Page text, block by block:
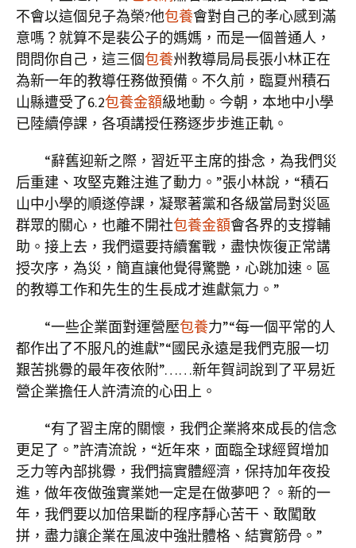
不會以這個兒子為榮?他包養會對自己的孝心感到滿
意嗎？就算不是裴公子的媽媽，而是一個普通人，
問問你自己，這三個包養州教導局局長張小林正在
為新一年的教導任務做預備。不久前，臨夏州積石
山縣遭受了6.2包養金額級地動。今朝，本地中小學
已陸續停課，各項講授任務逐步步進正軌。
“辭舊迎新之際，習近平主席的掛念，為我們災
后重建、攻堅克難注進了動力。”張小林說，“積石
山中小學的順遂停課，凝聚著黨和各級當局對災區
群眾的關心，也離不開社包養金額會各界的支撐輔
助。接上去，我們還要持續奮戰，盡快恢復正常講
授次序，為災，簡直讓他覺得驚艷，心跳加速。區
的教導工作和先生的生長成才進獻氣力。”
“一些企業面對運營壓包養力”“每一個平常的人
都作出了不服凡的進獻”“國民永遠是我們克服一切
艱苦挑釁的最年夜依附”……新年賀詞說到了平易近
營企業擔任人許清流的心田上。
“有了習主席的關懷，我們企業將來成長的信念
更足了。”許清流說，“近年來，面臨全球經貿增加
乏力等內部挑釁，我們搞實體經濟，保持加年夜投
進，做年夜做強實業她一定是在做夢吧？。新的一
年，我們要以加倍果斷的程序靜心苦干、敢闖敢
拼，盡力讓企業在風波中強壯體格、結實筋骨。”